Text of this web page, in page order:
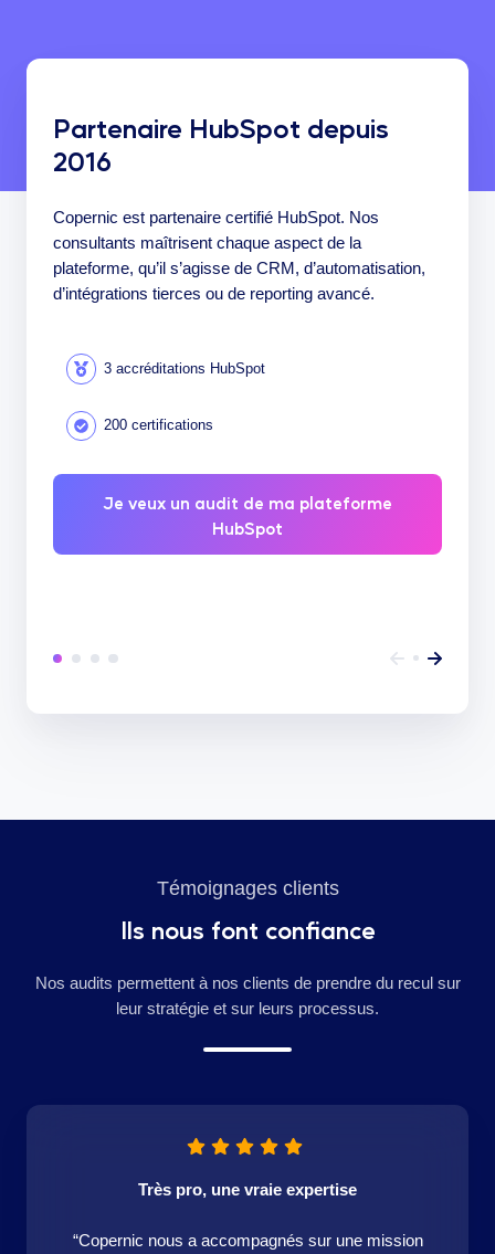
Partenaire HubSpot depuis
2016
Copernic est partenaire certifié HubSpot. Nos
consultants maîtrisent chaque aspect de la
plateforme, qu’il s’agisse de CRM, d’automatisation,
d’intégrations tierces ou de reporting avancé.
3 accréditations HubSpot
200 certifications
Je veux un audit de ma plateforme
HubSpot
Témoignages clients
Ils nous font confiance
Nos audits permettent à nos clients de prendre du recul sur
leur stratégie et sur leurs processus.
Très pro, une vraie expertise
“Copernic nous a accompagnés sur une mission